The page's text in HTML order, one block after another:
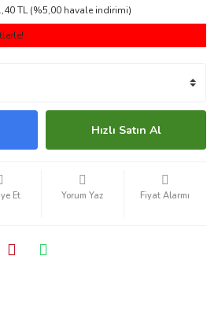
TL (%5,00 havale indirimi)
Hızlı Satın Al
Et Yorum Yaz Fiyat Alarmı